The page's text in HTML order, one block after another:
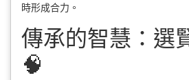
時形成合力。
傳承的智慧：選
🧠